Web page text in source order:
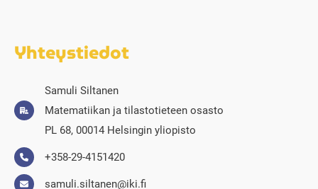
Yhteystiedot
Samuli Siltanen
Matematiikan ja tilastotieteen osasto
PL 68, 00014 Helsingin yliopisto
+358-29-4151420
samuli.siltanen@iki.fi